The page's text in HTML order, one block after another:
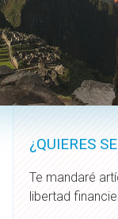
¿QUIERES
Te mandaré
libertad